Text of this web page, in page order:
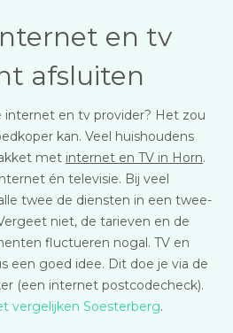
en tv
afsluiten
internet en tv provider? Het zou
kan. Veel huishoudens
met internet en TV in Horn.
én televisie. Bij veel
twee de diensten in een twee-
niet, de tarieven en de
fluctueren nogal. TV en
een goed idee. Dit doe je via de
(een internet postcodecheck).
vergelijken Soesterberg.